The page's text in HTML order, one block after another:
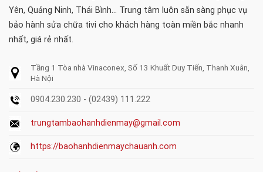
Yên, Quảng Ninh, Thái Bình... Trung tâm luôn sẵn sàng phục vụ
bảo hành sửa chữa tivi cho khách hàng toàn miền bắc nhanh
nhất, giá rẻ nhất.
Tầng 1 Tòa nhà Vinaconex, Số 13 Khuất Duy Tiến, Thanh Xuân,
Hà Nội
0904.230.230 - (02439) 111.222
trungtambaohanhdienmay@gmail.com
https://baohanhdienmaychauanh.com